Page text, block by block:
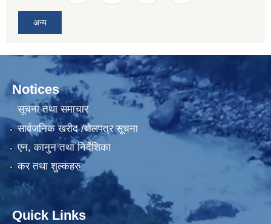
अन्य
Notices
सूचना तथा समाचार
सार्वजनिक खरीद /बोलपत्र सूचना
एन, कानुन तथा निर्देशिका
कर तथा शुल्कहरु
Quick Links